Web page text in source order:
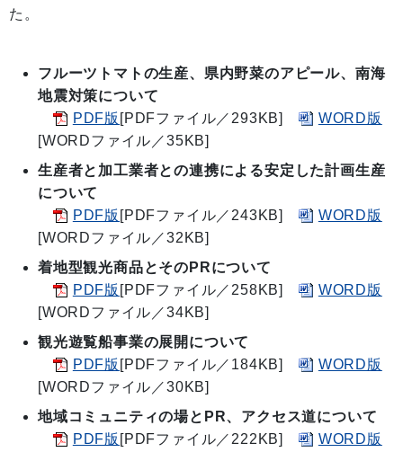
た。
フルーツトマトの生産、県内野菜のアピール、南海
地震対策について
PDF版 [PDFファイル／293KB]
WORD版
[WORDファイル／35KB]
生産者と加工業者との連携による安定した計画生産
について
PDF版 [PDFファイル／243KB]
WORD版
[WORDファイル／32KB]
着地型観光商品とそのPRについて
PDF版 [PDFファイル／258KB]
WORD版
[WORDファイル／34KB]
観光遊覧船事業の展開について
PDF版 [PDFファイル／184KB]
WORD版
[WORDファイル／30KB]
地域コミュニティの場とPR、アクセス道について
PDF版 [PDFファイル／222KB]
WORD版